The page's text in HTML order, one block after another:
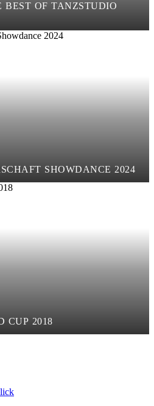
BEST OF TANZSTUDIO
SHOWDANCE 2024
CUP 2018